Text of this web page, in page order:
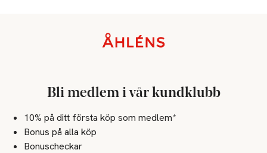
Bli medlem i vår kundklubb
10% på ditt första köp som medlem*
Bonus på alla köp
Bonuscheckar